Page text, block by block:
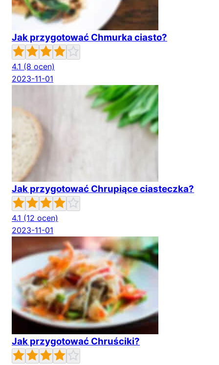
Jak przygotować Chmurka ciasto?
4.1 (8 ocen)
2023-11-01
Jak przygotować Chrupiące ciasteczka?
4.1 (12 ocen)
2023-11-01
Jak przygotować Chruściki?